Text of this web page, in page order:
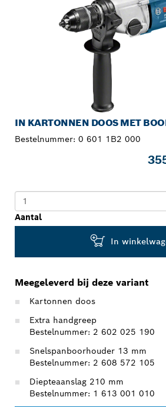
IN KARTONNEN DOOS MET
Bestelnummer: 0 601 1B2 000
Aantal
In
Meegeleverd bij deze variant
Kartonnen doos
Extra handgreep
Bestelnummer: 2 602 025 190
Snelspanboorhouder 13 mm
Bestelnummer: 2 608 572 105
Diepteaanslag 210 mm
Bestelnummer: 1 613 001 010